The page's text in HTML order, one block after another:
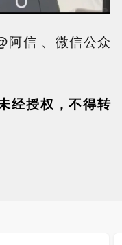
阿信 、微信公众
经授权，不得转